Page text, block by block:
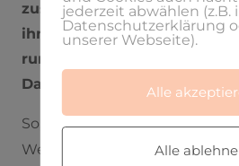
zusammengefasst, für euch
ihr euch dann auf meiner
runterladen bei der
Da weise ich dann immer
So, das war nun eine kleine
Wenn Du dazu Fragen hast,
jederzeit abwählen (z.B.
Datenschutzerklärung
unserer Webseite).
Alle
Alle